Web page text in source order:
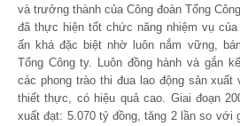
và trưởng thành của Công đoàn Tổng
đã thực hiện tốt chức năng nhiệm vụ
ấn khá đặc biệt nhờ luôn nắm vững,
Tổng Công ty. Luôn đồng hành và gắn
các phong trào thi đua lao động sản
thiết thực, có hiệu quả cao. Giai đoạn
xuất đạt: 5.070 tỷ đồng, tăng 2 lần so với